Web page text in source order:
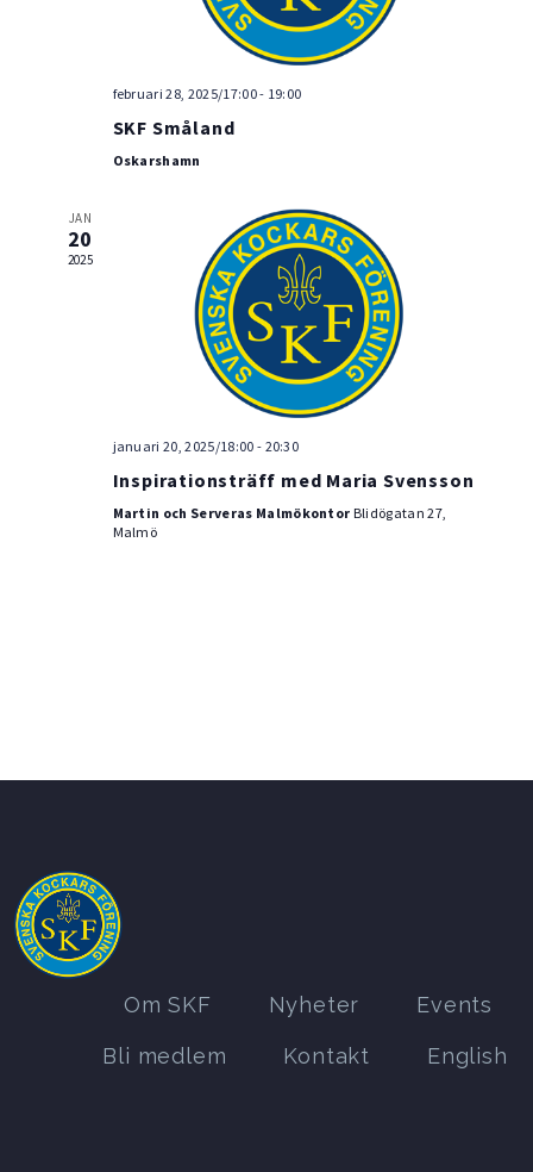
februari 28, 2025/17:00- 19:00
SKF Småland
Oskarshamn
JAN
20
2025
januari 20, 2025/18:00 - 20:30
Inspirationsträff med Maria Svensson
Martin och Serveras Malmökontor Blidögatan 27,
Malmö
Om SKF Nyheter Events
Bli medlem Kontakt English